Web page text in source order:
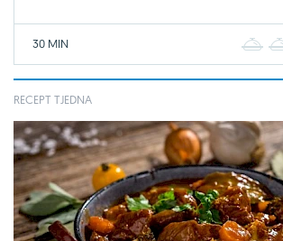
30 MIN
RECEPT TJEDNA